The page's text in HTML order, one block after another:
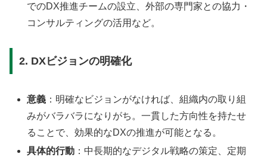
でのDX推進チームの設立、外部の専門家との協力・
コンサルティングの活用など。
2. DXビジョンの明確化
意義 ：明確なビジョンがなければ、組織内の取り組
みがバラバラになりがち。一貫した方向性を持たせ
ることで、効果的なDXの推進が可能となる。
具体的行動 ：中長期的なデジタル戦略の策定、定期